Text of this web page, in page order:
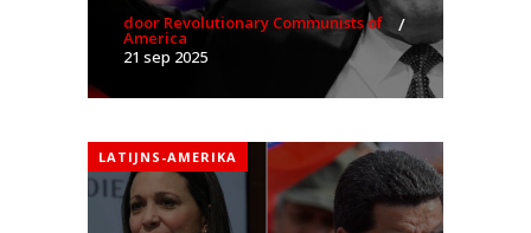
door Revolutionary Communists of
America
21 sep 2025
LATIJNS-AMERIKA